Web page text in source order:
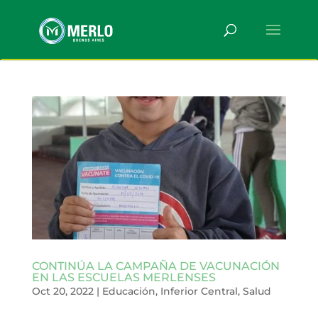
CONTINÚA LA CAMPAÑA DE VACUNACIÓN
EN LAS ESCUELAS MERLENSES
Oct 20, 2022 | Educación, Inferior Central, Salud